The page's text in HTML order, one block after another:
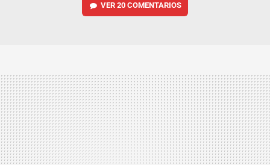
VER 20 COMENTARIOS